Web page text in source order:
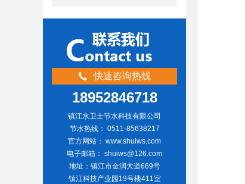
快速咨询热线
18952846718
镇江水卫士节水科技有限公司
节水热线： 0511-85638217
官方网站： www.shuiws.com
电子邮箱： shuiws@126.com
地址：镇江市金润大道669号
镇江科技产业园19号楼411室